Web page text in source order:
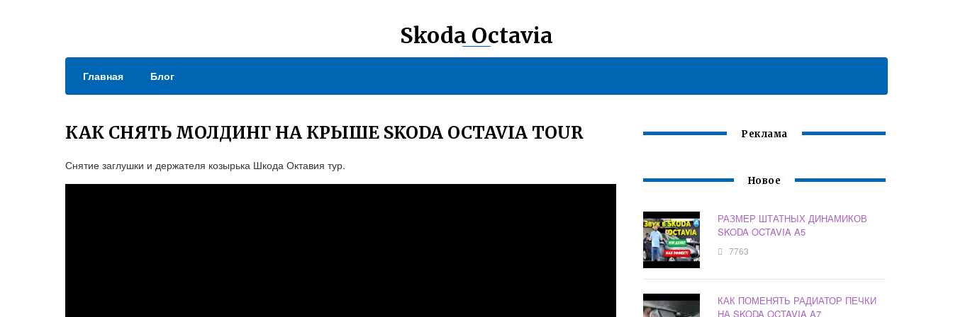
Skoda Octavia
Главная Блог
КАК СНЯТЬ МОЛДИНГ НА КРЫШЕ SKODA OCTAVIA TOUR
Снятие заглушки и держателя козырька Шкода Октавия тур.
Реклама
Новое
РАЗМЕР ШТАТНЫХ ДИНАМИКОВ
SKODA OCTAVIA A5
7763
КАК ПОМЕНЯТЬ РАДИАТОР ПЕЧКИ
НА SKODA OCTAVIA A7